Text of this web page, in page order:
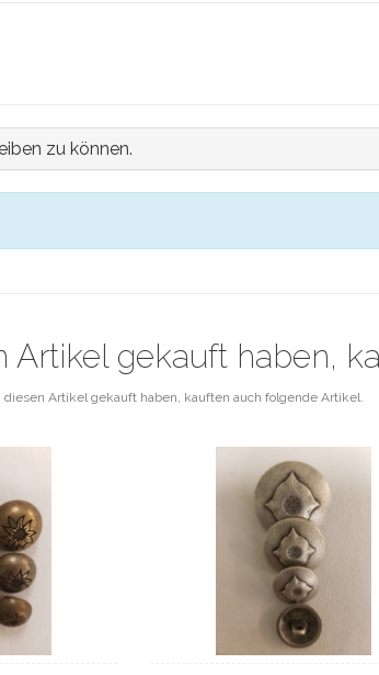
zu können.
Artikel gekauft haben,
diesen Artikel gekauft haben, kauften auch folgende Artikel.